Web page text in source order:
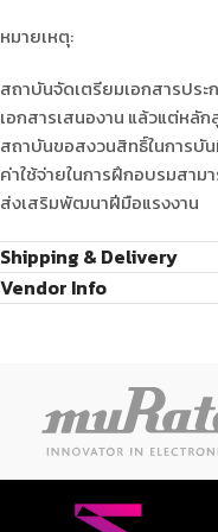
หมายเหตุ:
สถาบันจัดเตรียมเอกสารประ
เอกสารเสนองาน แล้วแต่หลั
สถาบันขอสงวนสิทธิ์ในการบั
ค่าใช้จ่ายในการฝึกอบรมสา
ส่งเสริมพัฒนาฝีมือแรงงาน
Shipping & Delivery
Vendor Info